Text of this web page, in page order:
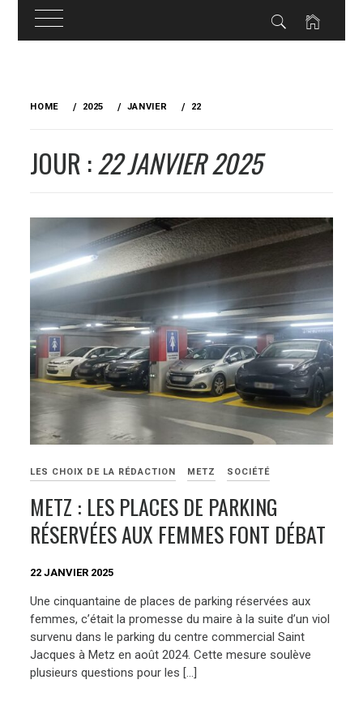
HOME 2025 JANVIER 22
JOUR :22 JANVIER 2025
LES CHOIX DE LA RÉDACTION METZ SOCIÉTÉ
METZ : LES PLACES DE PARKING
RÉSERVÉES AUX FEMMES FONT DÉBAT
22 JANVIER 2025
Une cinquantaine de places de parking réservées aux
femmes, c’était la promesse du maire à la suite d’un viol
survenu dans le parking du centre commercial Saint
Jacques à Metz en août 2024. Cette mesure soulève
plusieurs questions pour les […]